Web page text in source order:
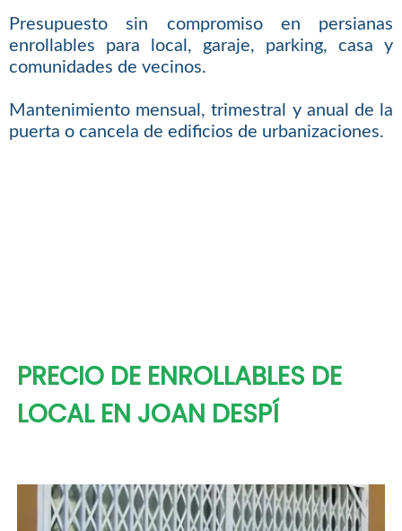
Presupuesto sin compromiso en persianas
enrollables para local, garaje, parking, casa y
comunidades de vecinos.
Mantenimiento mensual, trimestral y anual de la
puerta o cancela de edificios de urbanizaciones.
PRECIO DE ENROLLABLES DE
LOCAL EN JOAN DESPÍ